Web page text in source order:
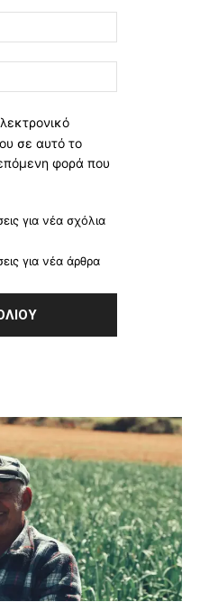
σε αυτό το
φορά που
για νέα σχόλια
για νέα άρθρα